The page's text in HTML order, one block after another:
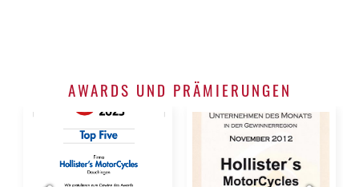
AWARDS UND PRÄMIERUNGEN